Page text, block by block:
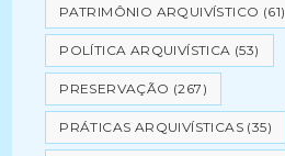
PATRIMÔNIO ARQUIVÍSTICO (61)
POLÍTICA ARQUIVÍSTICA (53)
PRESERVAÇÃO (267)
PRÁTICAS ARQUIVÍSTICAS (35)